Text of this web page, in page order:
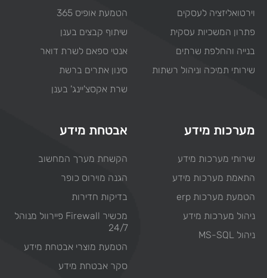
וירטואליזציה לעסקים
פתרון המשכיות עסקית
בנייה והחלפת שרתים
שירותי תמיכה וניהול רשתות
הטמעת אופיס 365
שיתוף קבצים בענן
אנטי ספאם לשרת דואר
סינון אתרים ברשת
שרת אקסצ'יינג' בענן
מערכות מידע
שירותי מערכות מידע
התאמת מערכות מידע
הטמעת מערכות erp
ניהול מערכות מידע
ניהול MS-SQL
אבטחת מידע
הקשחת מערך המחשוב
הגנה מוירוס כופר
בדיקות חדירות
מכשיר Firewall פיירוול מנוהל
24/7
הטמעת מוצרי אבטחת מידע
סקר אבטחת מידע